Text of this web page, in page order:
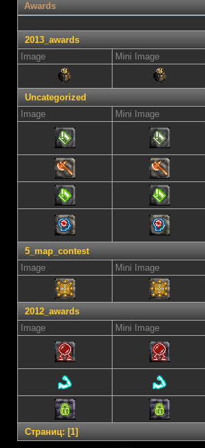
Awards
2013_awards
Image
Mini Image
Uncategorized
Image
Mini Image
5_map_contest
Image
Mini Image
2012_awards
Image
Mini Image
Страниц: [1]